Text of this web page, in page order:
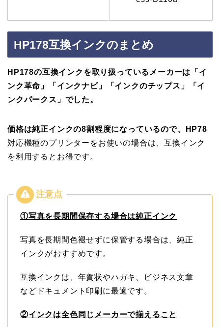
HP178互換インクのまとめ
HP178の互換インクを取り扱っているメーカーは
「イ
ンク革命」「インクナビ」「インクのチップス」「イ
ンクパークス」でした。
価格は純正インクの8割程度になっているので、HP78
対応機種のプリンターをお使いの場合は、互換インク
を利用するとお得です。
①写真を長期間保存する場合は純正インク
写真を長期間色褪せずに保管する場合は、純正
インクがおすすめです。
互換インクは、年賀状やハガキ、ビジネス文章
などドキュメント印刷に最適です。
②インクは全色同じメーカーで揃えること